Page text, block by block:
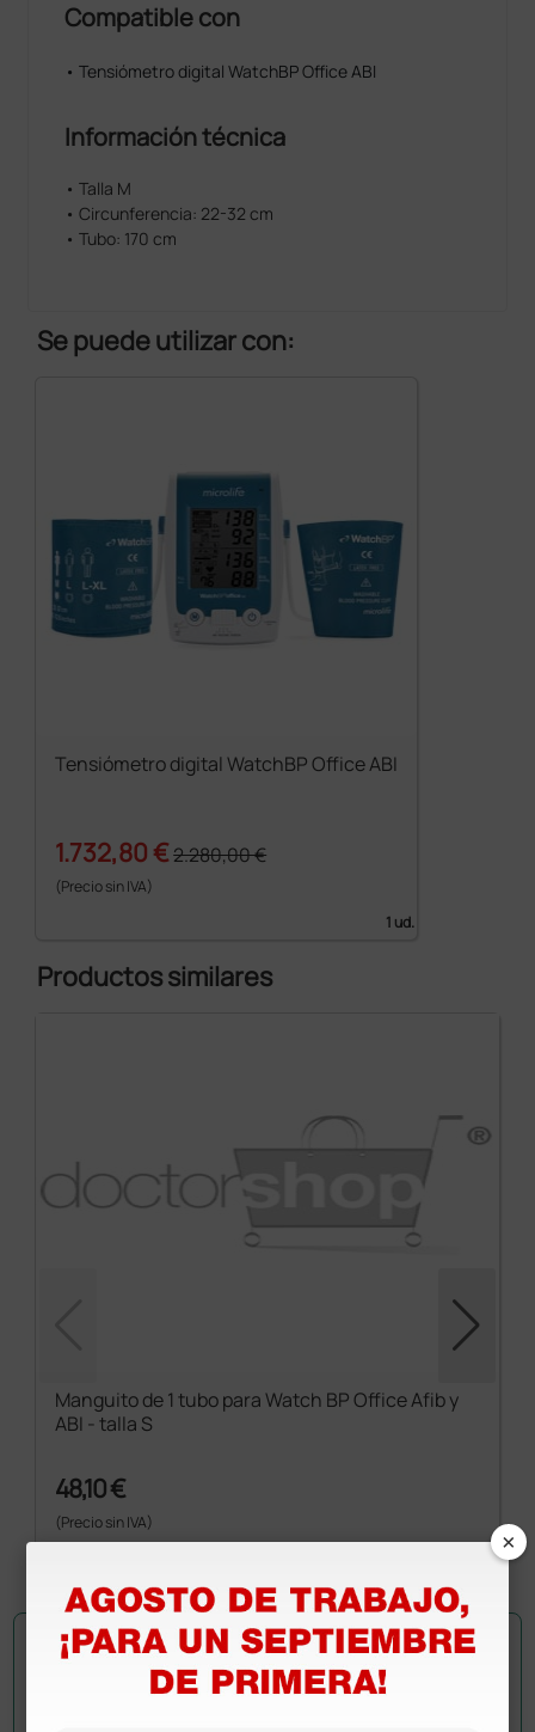
Compatible con
• Tensiómetro digital WatchBP Office ABI
Información técnica
• Talla M
• Circunferencia: 22-32 cm
• Tubo: 170 cm
Se puede utilizar con:
Tensiómetro digital WatchBP Office ABI
1.732,80 €2.280,00 €
(Precio sin IVA)
1 ud.
Productos similares
Manguito de 1 tubo para Watch BP Office Afib y
ABI - talla S
48,10 €
(Precio sin IVA)
1 ud. ×